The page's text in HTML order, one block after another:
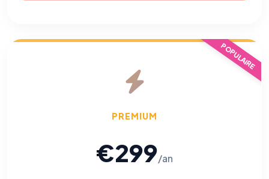
POPULAIRE
PREMIUM
€299/an